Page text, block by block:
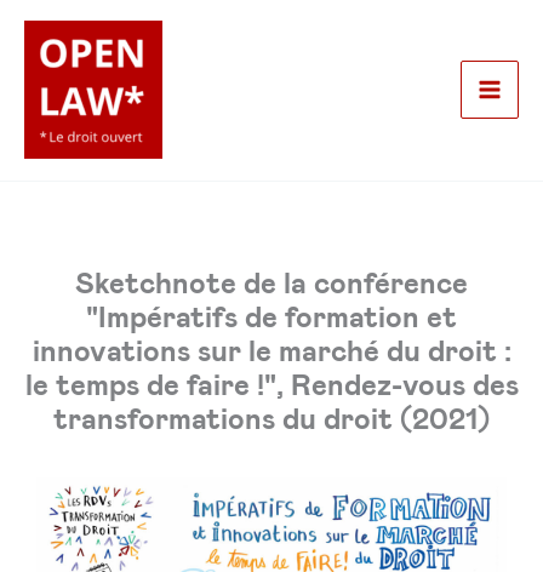
Aller
contenu
Sketchnote de la conférence
"Impératifs de formation et
innovations sur le marché du droit :
le temps de faire !", Rendez-vous des
transformations du droit (2021)